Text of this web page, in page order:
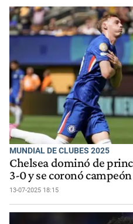
MUNDIAL DE CLUBES 2025
Chelsea dominó de
3-0 y se coronó
13-07-2025 18:15